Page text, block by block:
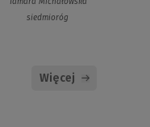
siedmioróg
Więcej